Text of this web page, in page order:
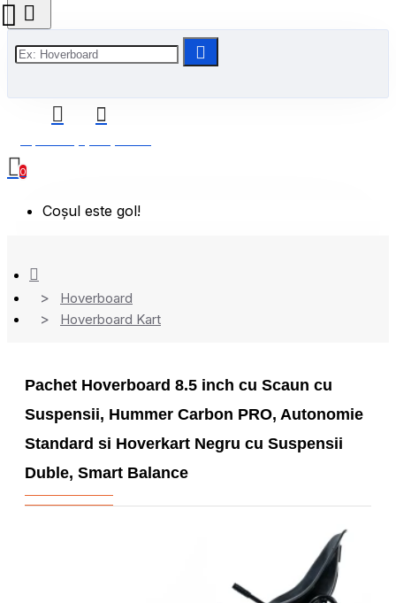
0
Coșul este gol!
Hoverboard
Hoverboard Kart
Pachet Hoverboard 8.5 inch cu Scaun cu
Suspensii, Hummer Carbon PRO, Autonomie
Standard si Hoverkart Negru cu Suspensii
Duble, Smart Balance